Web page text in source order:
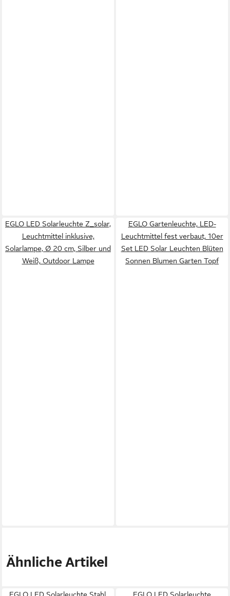
EGLO LED Solarleuchte Z_solar,
Leuchtmittel inklusive,
Solarlampe, Ø 20 cm, Silber und
Weiß, Outdoor Lampe
EGLO Gartenleuchte, LED-
Leuchtmittel fest verbaut, 10er
Set LED Solar Leuchten Blüten
Sonnen Blumen Garten Topf
Ähnliche Artikel